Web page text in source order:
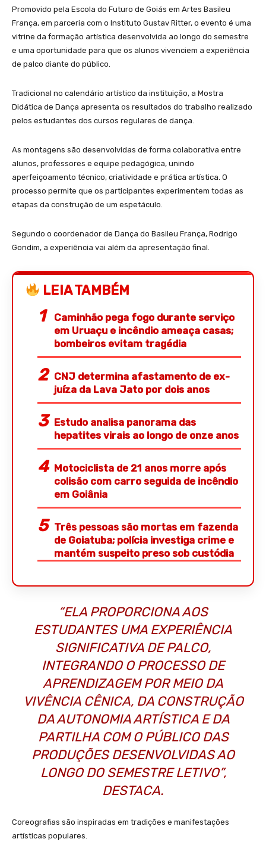
Promovido pela Escola do Futuro de Goiás em Artes Basileu
França, em parceria com o Instituto Gustav Ritter, o evento é uma
vitrine da formação artística desenvolvida ao longo do semestre
e uma oportunidade para que os alunos vivenciem a experiência
de palco diante do público.
Tradicional no calendário artístico da instituição, a Mostra
Didática de Dança apresenta os resultados do trabalho realizado
pelos estudantes dos cursos regulares de dança.
As montagens são desenvolvidas de forma colaborativa entre
alunos, professores e equipe pedagógica, unindo
aperfeiçoamento técnico, criatividade e prática artística. O
processo permite que os participantes experimentem todas as
etapas da construção de um espetáculo.
Segundo o coordenador de Dança do Basileu França, Rodrigo
Gondim, a experiência vai além da apresentação final.
LEIA TAMBÉM
Caminhão pega fogo durante serviço
em Uruaçu e incêndio ameaça casas;
bombeiros evitam tragédia
CNJ determina afastamento de ex-
juíza da Lava Jato por dois anos
Estudo analisa panorama das
hepatites virais ao longo de onze anos
Motociclista de 21 anos morre após
colisão com carro seguida de incêndio
em Goiânia
Três pessoas são mortas em fazenda
de Goiatuba; polícia investiga crime e
mantém suspeito preso sob custódia
“ELA PROPORCIONA AOS
ESTUDANTES UMA EXPERIÊNCIA
SIGNIFICATIVA DE PALCO,
INTEGRANDO O PROCESSO DE
APRENDIZAGEM POR MEIO DA
VIVÊNCIA CÊNICA, DA CONSTRUÇÃO
DA AUTONOMIA ARTÍSTICA E DA
PARTILHA COM O PÚBLICO DAS
PRODUÇÕES DESENVOLVIDAS AO
LONGO DO SEMESTRE LETIVO”,
DESTACA.
Coreografias são inspiradas em tradições e manifestações
artísticas populares.